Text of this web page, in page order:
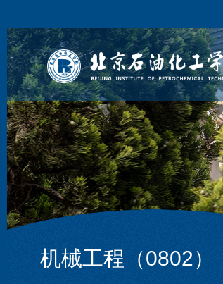
机械工程（0802）